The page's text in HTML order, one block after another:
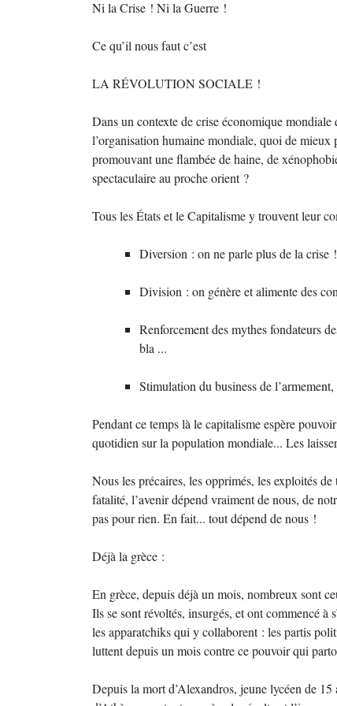
Ni la Crise ! Ni la Guerre !
Ce qu’il nous faut c’est
LA RÉVOLUTION SOCIALE !
Dans un contexte de crise économique
l’organisation humaine mondiale, quoi de
promouvant une flambée de haine, de
spectaculaire au proche orient ?
Tous les États et le Capitalisme y trouvent leur
Diversion : on ne parle plus de la crise !
Division : on génère et alimente des
Renforcement des mythes fondateurs
bla ...
Stimulation du business de
Pendant ce temps là le capitalisme espère
quotidien sur la population mondiale... Les
Nous les précaires, les opprimés, les exploités
fatalité, l’avenir dépend vraiment de nous, de
pas pour rien. En fait... tout dépend de nous !
Déjà la grèce :
En grèce, depuis déjà un mois, nombreux sont
Ils se sont révoltés, insurgés, et ont commencé à
les apparatchiks qui y collaborent : les partis
luttent depuis un mois contre ce pouvoir qui
Depuis la mort d’Alexandros, jeune lycéen de